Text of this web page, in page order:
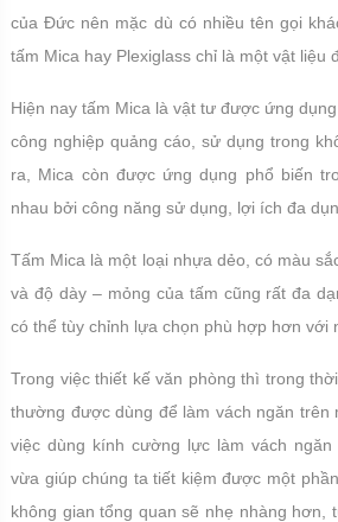
của Đức nên mặc dù có nhiều tên gọi
tấm Mica hay Plexiglass chỉ là một vật liệu
Hiện nay tấm Mica là vật tư được ứng
công nghiệp quảng cáo, sử dụng trong
ra, Mica còn được ứng dụng phổ biến
nhau bởi công năng sử dụng, lợi ích đa
Tấm Mica là một loại nhựa dẻo, có màu
và độ dày – mỏng của tấm cũng rất đa
có thể tùy chỉnh lựa chọn phù hợp hơn với
Trong việc thiết kế văn phòng thì trong
thường được dùng để làm vách ngăn trên
việc dùng kính cường lực làm vách
vừa giúp chúng ta tiết kiệm được một
không gian tổng quan sẽ nhẹ nhàng hơn,